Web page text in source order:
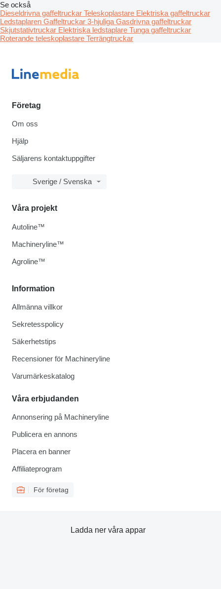
Se också
Dieseldrivna gaffeltruckar Teleskoplastare Elektriska gaffeltruckar
Ledstaplaren Gaffeltruckar 3-hjuliga Gasdrivna gaffeltruckar
Skjutstativtruckar Elektriska ledstaplare Tunga gaffeltruckar
Roterande teleskoplastare Terrängtruckar
Företag
Om oss
Hjälp
Säljarens kontaktuppgifter
Sverige / Svenska
Information
Allmänna villkor
Sekretesspolicy
Säkerhetstips
Recensioner för Machineryline
Varumärkeskatalog
Våra erbjudanden
Annonsering på Machineryline
Publicera en annons
Placera en banner
Affiliateprogram
För företag
Våra projekt
Autoline™
Machineryline™
Agroline™
Ladda ner våra appar